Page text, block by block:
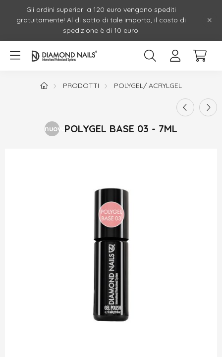
Gli ordini superiori a 120 euro vengono spediti
gratuitamente! Al di sotto di tale importo, il costo di
spedizione è di 10 euro.
PRODOTTI POLYGEL/ ACRYLGEL
nuovoPOLYGEL BASE 03 - 7ML